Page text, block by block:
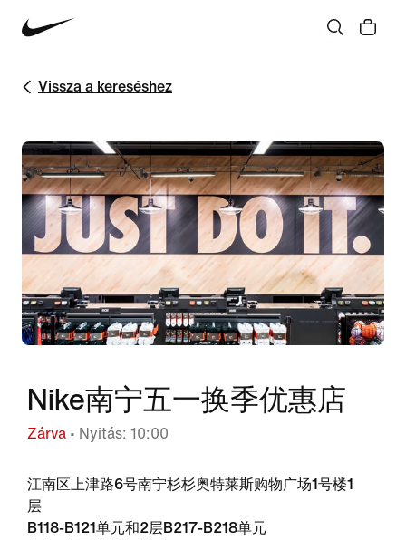
Vissza a kereséshez
Nike南宁五一换季优惠店
Zárva • Nyitás: 10:00
江南区上津路6号南宁杉杉奥特莱斯购物广场1号楼1
层
B118-B121单元和2层B217-B218单元